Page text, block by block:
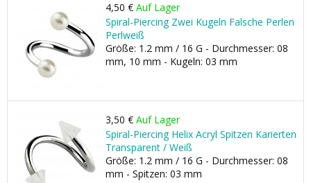
4,50 € Auf Lager
Spiral-Piercing Zwei Kugeln Falsche Perlen
Perlweiß
Größe: 1.2 mm / 16 G - Durchmesser: 08
mm, 10 mm - Kugeln: 03 mm
3,50 € Auf Lager
Spiral-Piercing Helix Acryl Spitzen Karierten
Transparent / Weiß
Größe: 1.2 mm / 16 G - Durchmesser: 08
mm - Spitzen: 03 mm